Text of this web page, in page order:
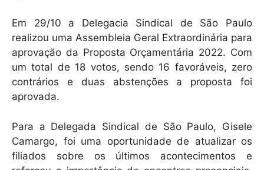
k
Em 29/10 a Delegacia Sindical de São Paulo
realizou uma Assembleia Geral Extraordinária para
aprovação da Proposta Orçamentária 2022. Com
um total de 18 votos, sendo 16 favoráveis, zero
contrários e duas abstenções a proposta foi
aprovada.
Para a Delegada Sindical de São Paulo, Gisele
Camargo, foi uma oportunidade de atualizar os
filiados sobre os últimos acontecimentos e